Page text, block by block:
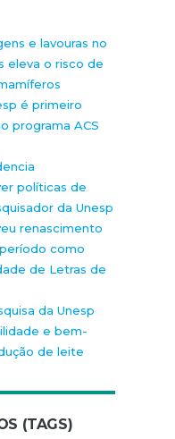
e lavouras no
eleva o risco de
é primeiro
programa ACS
políticas de
da Unesp
renascimento
como
de Letras de
da Unesp
e bem-
de leite
(TAGS)